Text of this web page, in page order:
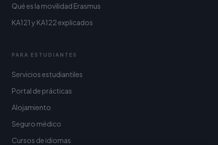
Qué es la movilidad Erasmus
KA121 y KA122 explicados
PARA ESTUDIANTES
Servicios estudiantiles
Portal de prácticas
Alojamiento
Seguro médico
Cursos de idiomas